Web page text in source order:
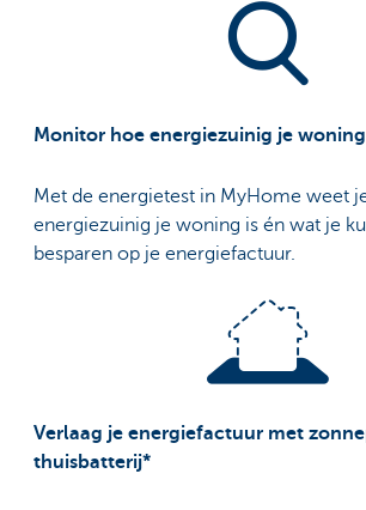
Monitor hoe energiezuinig je
Met de energietest in MyHome weet
energiezuinig je woning is én wat je
besparen op je energiefactuur.
Verlaag je energiefactuur met
thuisbatterij*